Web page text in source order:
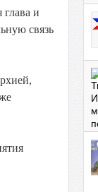
и
связь